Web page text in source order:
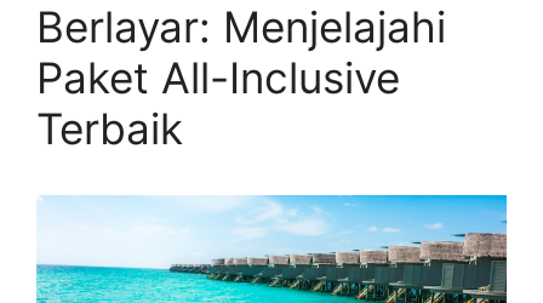
Berlayar: Menjelajahi
Paket All-Inclusive
Terbaik